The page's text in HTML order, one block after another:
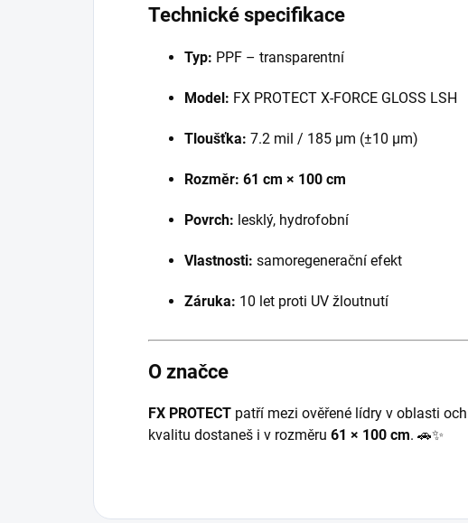
Technické specifikace
Typ: PPF – transparentní
Model: FX PROTECT X-FORCE GLOSS LSH
Tloušťka: 7.2 mil / 185 µm (±10 µm)
Rozměr: 61 cm × 100 cm
Povrch: lesklý, hydrofobní
Vlastnosti: samoregenerační efekt
Záruka: 10 let proti UV žloutnutí
O značce
FX PROTECT patří mezi ověřené lídry v oblasti
kvalitu dostaneš i v rozměru 61 × 100 cm. 🚗✨